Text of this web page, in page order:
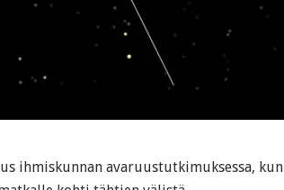
ihmiskunnan avaruustutkimuksessa, kun